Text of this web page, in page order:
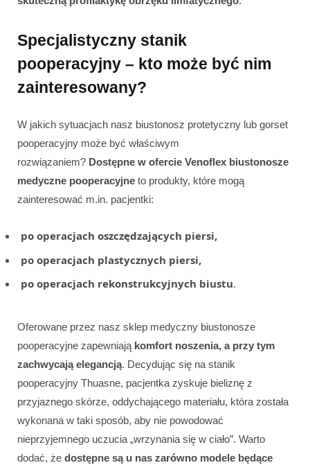
Specjalistyczny stanik
pooperacyjny – kto może być nim
zainteresowany?
W jakich sytuacjach nasz biustonosz protetyczny lub gorset
pooperacyjny może być właściwym
rozwiązaniem? Dostępne w ofercie Venoflex biustonosze
medyczne pooperacyjne to produkty, które mogą
zainteresować m.in. pacjentki:
po operacjach oszczędzających piersi,
po operacjach plastycznych piersi,
po operacjach rekonstrukcyjnych biustu.
Oferowane przez nasz sklep medyczny biustonosze
pooperacyjne zapewniają komfort noszenia, a przy tym
zachwycają elegancją. Decydując się na stanik
pooperacyjny Thuasne, pacjentka zyskuje bieliznę z
przyjaznego skórze, oddychającego materiału, która została
wykonana w taki sposób, aby nie powodować
nieprzyjemnego uczucia „wrzynania się w ciało”. Warto
dodać, że dostępne są u nas zarówno modele będące